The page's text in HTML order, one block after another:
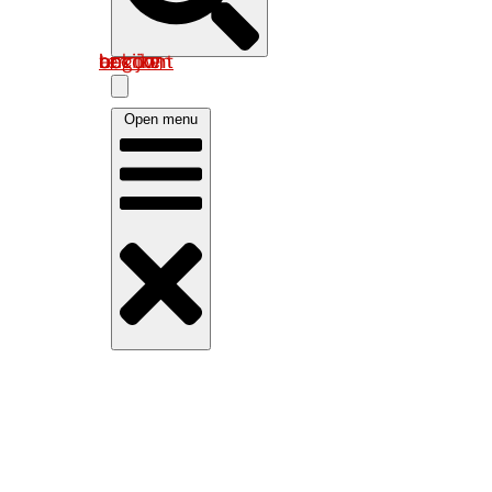
Log in om uw account te bekijken
Open menu